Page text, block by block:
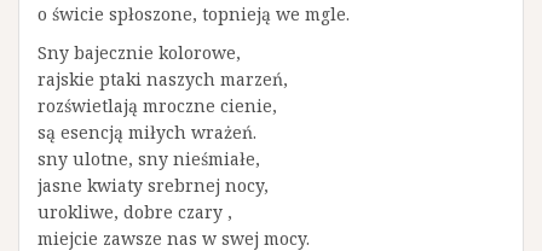
o świcie spłoszone, topnieją we mgle.
Sny bajecznie kolorowe,
rajskie ptaki naszych marzeń,
rozświetlają mroczne cienie,
są esencją miłych wrażeń.
sny ulotne, sny nieśmiałe,
jasne kwiaty srebrnej nocy,
urokliwe, dobre czary ,
miejcie zawsze nas w swej mocy.